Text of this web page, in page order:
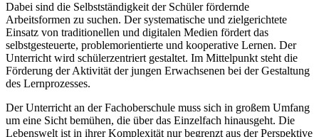
Dabei sind die Selbstständigkeit der Schüler fördernde
Arbeitsformen zu suchen. Der systematische und zielgerichtete
Einsatz von traditionellen und digitalen Medien fördert das
selbstgesteuerte, problemorientierte und kooperative Lernen. Der
Unterricht wird schülerzentriert gestaltet. Im Mittelpunkt steht die
Förderung der Aktivität der jungen Erwachsenen bei der Gestaltung
des Lernprozesses.
Der Unterricht an der Fachoberschule muss sich in großem Umfang
um eine Sicht bemühen, die über das Einzelfach hinausgeht. Die
Lebenswelt ist in ihrer Komplexität nur begrenzt aus der Perspektive